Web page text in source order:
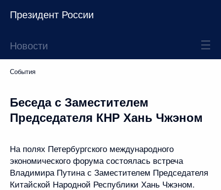
Президент России
Новости
События
Беседа с Заместителем
Председателя КНР Хань Чжэном
На полях Петербургского международного
экономического форума состоялась встреча
Владимира Путина с Заместителем Председателя
Китайской Народной Республики Хань Чжэном.